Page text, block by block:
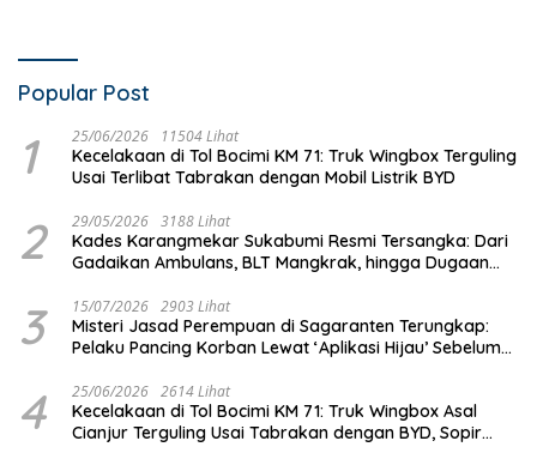
Popular Post
1 25/06/2026 11504 Lihat
Kecelakaan di Tol Bocimi KM 71: Truk Wingbox Terguling
Usai Terlibat Tabrakan dengan Mobil Listrik BYD
2 29/05/2026 3188 Lihat
Kades Karangmekar Sukabumi Resmi Tersangka: Dari
Gadaikan Ambulans, BLT Mangkrak, hingga Dugaan
3 15/07/2026 2903 Lihat
Misteri Jasad Perempuan di Sagaranten Terungkap:
Pelaku Pancing Korban Lewat ‘Aplikasi Hijau’ Sebelum
4 25/06/2026 2614 Lihat
Kecelakaan di Tol Bocimi KM 71: Truk Wingbox Asal
Cianjur Terguling Usai Tabrakan dengan BYD, Sopir